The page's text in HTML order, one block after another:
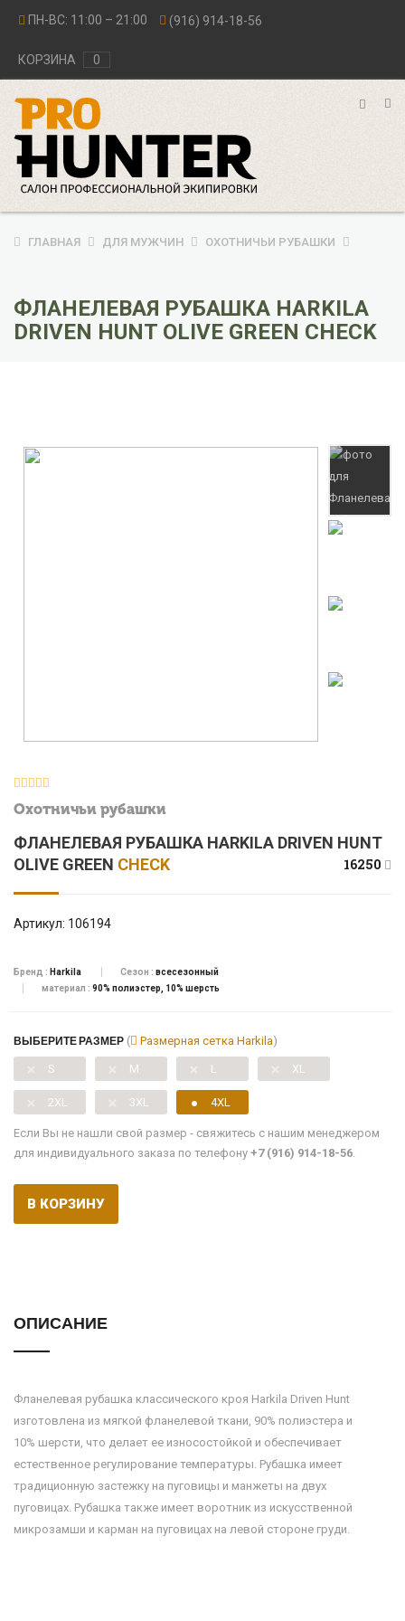
ПН-ВС: 11:00 – 21:00 (916) 914-18-56
КОРЗИНА 0
ГЛАВНАЯ ДЛЯ МУЖЧИН ОХОТНИЧЬИ РУБАШКИ
ФЛАНЕЛЕВАЯ РУБАШКА HARKILA
DRIVEN HUNT OLIVE GREEN CHECK
Охотничьи рубашки
ФЛАНЕЛЕВАЯ РУБАШКА HARKILA DRIVEN HUNT
OLIVE GREEN CHECK 16250
Артикул: 106194
Бренд : Harkila Сезон : всесезонный
материал : 90% полиэстер, 10% шерсть
ВЫБЕРИТЕ РАЗМЕР ( Размерная сетка Harkila)
S M L XL
2XL 3XL 4XL
Если Вы не нашли свой размер - свяжитесь с нашим менеджером
для индивидуального заказа по телефону +7 (916) 914-18-56.
В КОРЗИНУ
ОПИСАНИЕ
Фланелевая рубашка классического кроя Harkila Driven Hunt
изготовлена из мягкой фланелевой ткани, 90% полиэстера и
10% шерсти, что делает ее износостойкой и обеспечивает
естественное регулирование температуры. Рубашка имеет
традиционную застежку на пуговицы и манжеты на двух
пуговицах. Рубашка также имеет воротник из искусственной
микрозамши и карман на пуговицах на левой стороне груди.